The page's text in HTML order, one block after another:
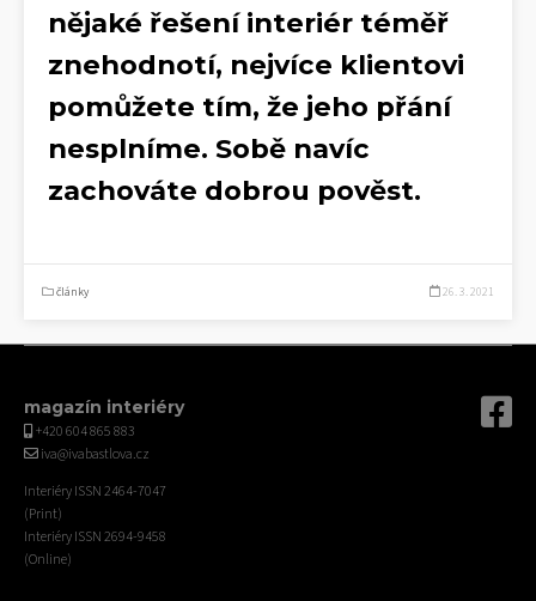
nějaké řešení interiér téměř
znehodnotí, nejvíce klientovi
pomůžete tím, že jeho přání
nesplníme. Sobě navíc
zachováte dobrou pověst.
články 26. 3. 2021
magazín interiéry
+420 604 865 883
iva@ivabastlova.cz
Interiéry ISSN 2464-7047
(Print)
Interiéry ISSN 2694-9458
(Online)